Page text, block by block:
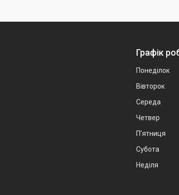
Графік
Понеділок
Вівторок
Середа
Четвер
Пʼятниця
Субота
Неділя